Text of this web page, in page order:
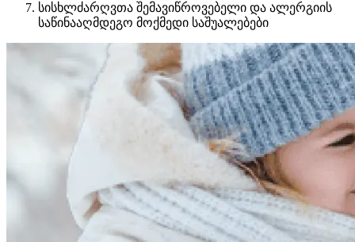
სისხლძარღვთა შემავიწროვებელი და ალერგიის
საწინააღმდეგო მოქმედი საშუალებები